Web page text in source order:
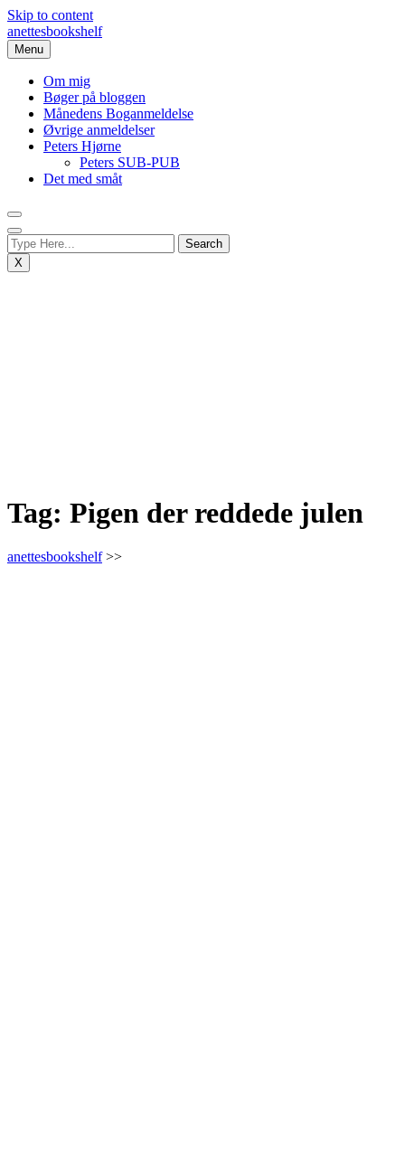
Skip to content
anettesbookshelf
Menu
Om mig
Bøger på bloggen
Månedens Boganmeldelse
Øvrige anmeldelser
Peters Hjørne
Peters SUB-PUB
Det med småt
X
Tag: Pigen der reddede julen
anettesbookshelf>>